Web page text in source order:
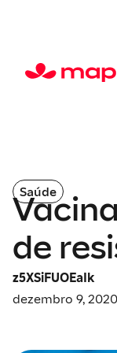
Saúde
de
z5XSiFUOEaIk
dezembro 9, 2020